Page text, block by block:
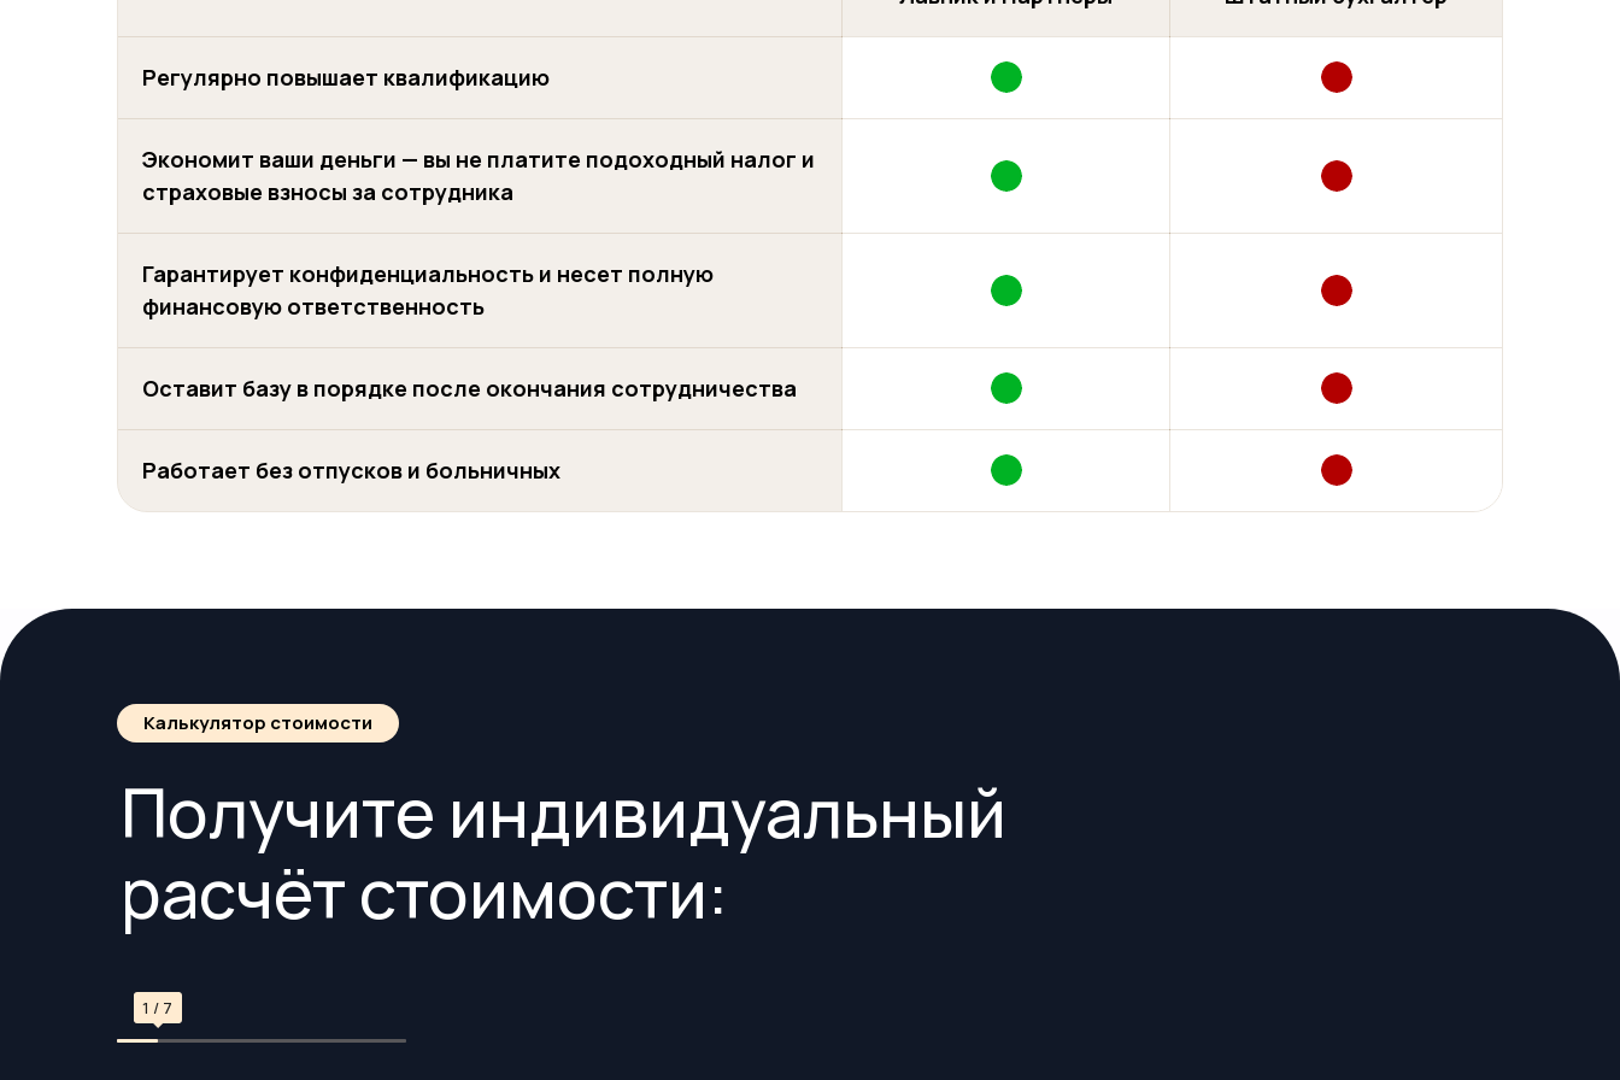
Регулярно повышает квалификацию
Экономит ваши деньги — вы не платите подоходный налог и
страховые взносы за сотрудника
Гарантирует конфиденциальность и несет полную
финансовую ответственность
Оставит базу в порядке после окончания сотрудничества
Работает без отпусков и больничных
Калькулятор стоимости
Получите индивидуальный
расчёт стоимости: